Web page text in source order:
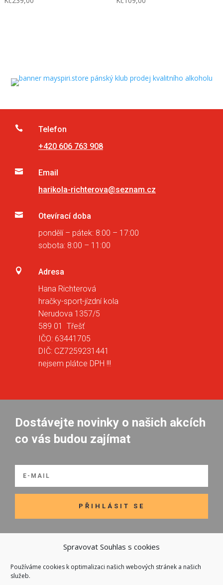
Spravovat Souhlas s cookies
Používáme cookies k optimalizaci našich webových stránek a našich
služeb.

Telefon
+420 606 763 908

Email
harikola-richterova@seznam.cz

Otevírací doba
pondělí – pátek: 8:00 – 17:00
sobota: 8:00 – 11:00

Adresa
Hana Richterová
hračky-sport-jízdní kola
Nerudova 1357/5
589 01 Třešť
IČO: 63441705
DIČ: CZ7259231441
nejsem plátce DPH !!!
Dostávejte novinky o našich akcích
co vás budou zajímat
PŘIHLÁSIT SE
Odkazy